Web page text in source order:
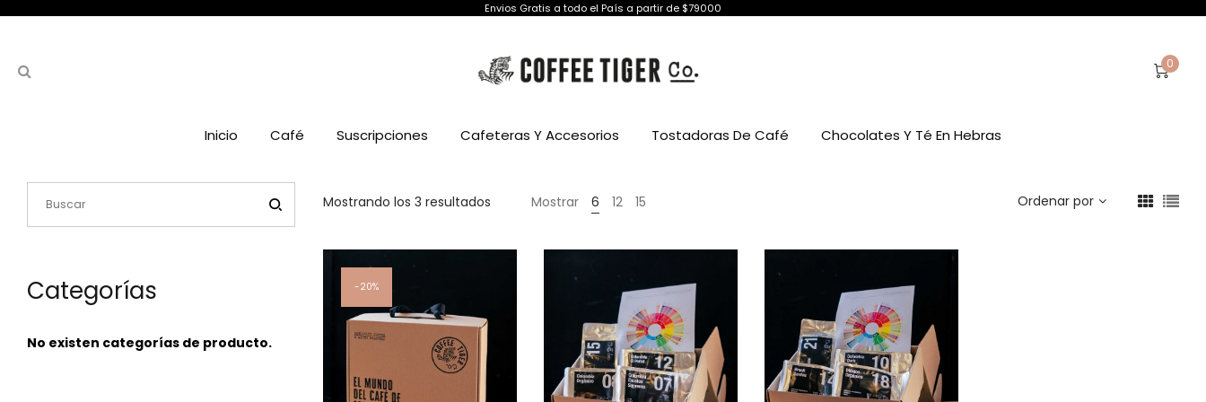
Envios Gratis a todo el País a partir de $79000
0
Inicio Café Suscripciones Cafeteras Y Accesorios Tostadoras De Café Chocolates Y Té En Hebras
Mostrando los 3 resultados OrdenadoMostrar 6 12 15 Ordenar por
20%
Categorías
No existen categorías de producto.